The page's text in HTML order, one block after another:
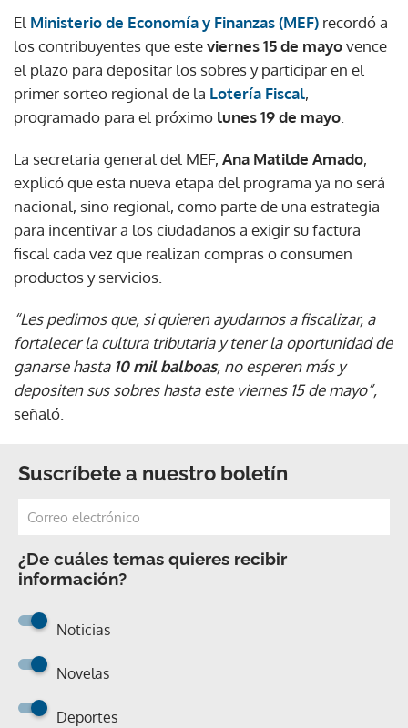
El Ministerio de Economía y Finanzas (MEF) recordó a
los contribuyentes que esteviernes 15 de mayovence
el plazo para depositar los sobres y participar en el
primer sorteo regional de la Lotería Fiscal,
programado para el próximo lunes 19 de mayo
La secretaria general del MEF, Ana Matilde Amado,
explicó que esta nueva etapa del programa ya no será
nacional, sino regional, como parte de una estrategia
para incentivar a los ciudadanos a exigir su factura
fiscal cada vez que realizan compras o consumen
productos y servicios.
“Les pedimos que, si quieren ayudarnos a fiscalizar, a
fortalecer la cultura tributaria y tener la oportunidad de
ganarse hasta 10 mil balboas, no esperen más y
depositen sus sobres hasta este viernes 15 de mayo”,
señaló.
Suscríbete a nuestro boletín
¿De cuáles temas quieres recibir
información?
Noticias
Novelas
Deportes